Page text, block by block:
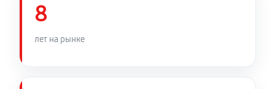
8
лет на рынке